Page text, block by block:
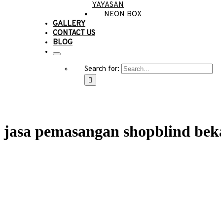
YAYASAN
NEON BOX
GALLERY
CONTACT US
BLOG
Search for:
jasa pemasangan shopblind